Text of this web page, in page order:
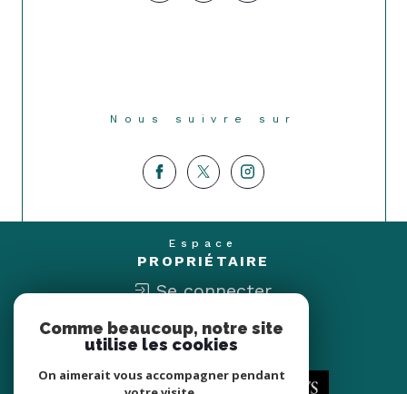
Nous suivre sur
Espace
PROPRIÉTAIRE
Se connecter
Nous
ADHÉRONS
Comme beaucoup, notre site
utilise les cookies
On aimerait vous accompagner pendant